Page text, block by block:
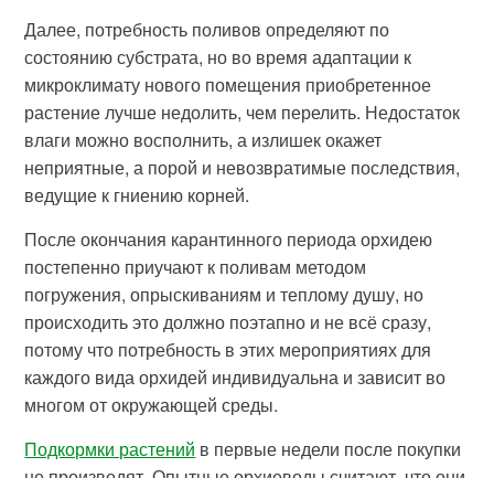
Далее, потребность поливов определяют по
состоянию субстрата, но во время адаптации к
микроклимату нового помещения приобретенное
растение лучше недолить, чем перелить. Недостаток
влаги можно восполнить, а излишек окажет
неприятные, а порой и невозвратимые последствия,
ведущие к гниению корней.
После окончания карантинного периода орхидею
постепенно приучают к поливам методом
погружения, опрыскиваниям и теплому душу, но
происходить это должно поэтапно и не всё сразу,
потому что потребность в этих мероприятиях для
каждого вида орхидей индивидуальна и зависит во
многом от окружающей среды.
Подкормки растений в первые недели после покупки